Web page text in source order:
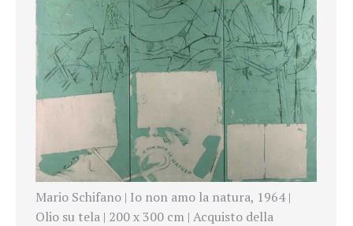
Mario Schifano | Io non amo la natura, 1964 |
Olio su tela | 200 x 300 cm | Acquisto della